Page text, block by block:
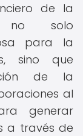
de la
no solo
para la
sino que
de la
al
generar
a través de